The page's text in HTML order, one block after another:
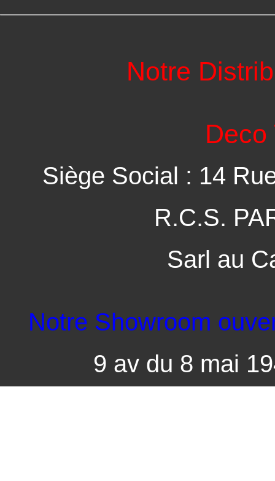
Notre
Deco
Siège Social : 14
R.C.S.
Sarl au
Notre Showroom
9 av du 8 mai